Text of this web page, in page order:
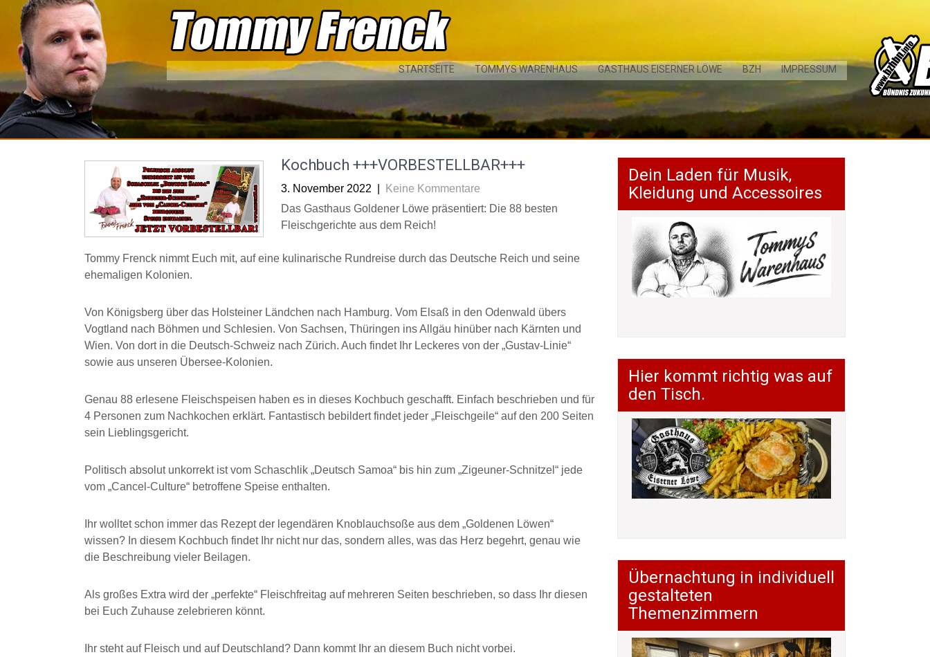
content
STARTSEITE TOMMYS WARENHAUS GASTHAUS EISERNER LÖWE BZH IMPRESSUM
Kochbuch +++VORBESTELLBAR+++
3. November 2022
Keine Kommentare
Das Gasthaus Goldener Löwe präsentiert: Die 88 besten
Fleischgerichte aus dem Reich!
Tommy Frenck nimmt Euch mit, auf eine kulinarische Rundreise durch das Deutsche Reich und seine
ehemaligen Kolonien.
Von Königsberg über das Holsteiner Ländchen nach Hamburg. Vom Elsaß in den Odenwald übers
Vogtland nach Böhmen und Schlesien. Von Sachsen, Thüringen ins Allgäu hinüber nach Kärnten und
Wien. Von dort in die Deutsch-Schweiz nach Zürich. Auch findet Ihr Leckeres von der „Gustav-Linie“
sowie aus unseren Übersee-Kolonien.
Genau 88 erlesene Fleischspeisen haben es in dieses Kochbuch geschafft. Einfach beschrieben und für
4 Personen zum Nachkochen erklärt. Fantastisch bebildert findet jeder „Fleischgeile“ auf den 200 Seiten
sein Lieblingsgericht.
Politisch absolut unkorrekt ist vom Schaschlik „Deutsch Samoa“ bis hin zum „Zigeuner-Schnitzel“ jede
vom „Cancel-Culture“ betroffene Speise enthalten.
Ihr wolltet schon immer das Rezept der legendären Knoblauchsoße aus dem „Goldenen Löwen“
wissen? In diesem Kochbuch findet Ihr nicht nur das, sondern alles, was das Herz begehrt, genau wie
die Beschreibung vieler Beilagen.
Als großes Extra wird der „perfekte“ Fleischfreitag auf mehreren Seiten beschrieben, so dass Ihr diesen
bei Euch Zuhause zelebrieren könnt.
Ihr steht auf Fleisch und auf Deutschland? Dann kommt Ihr an diesem Buch nicht vorbei.
Dein Laden für Musik,
Kleidung und Accessoires
Hier kommt richtig was auf
den Tisch.
Übernachtung in individuell
gestalteten
Themenzimmern